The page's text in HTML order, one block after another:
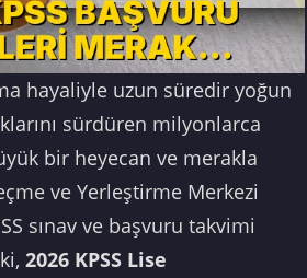
hayaliyle uzun süredir yoğun
sürdüren milyonlarca
bir heyecan ve merakla
ve Yerleştirme Merkezi
sınav ve başvuru takvimi
2026 KPSS Lise